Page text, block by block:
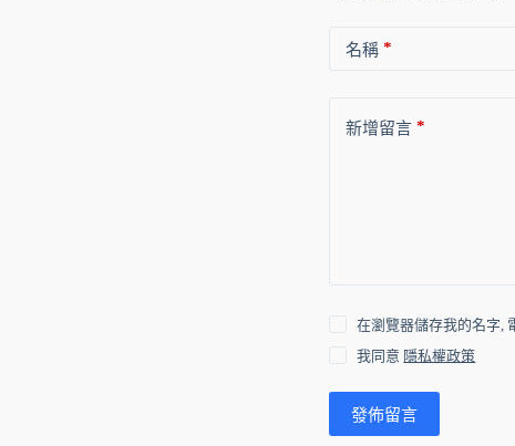
名稱 *
新增留言 *
在瀏覽器儲存我的名字,
我同意 隱私權政策
發佈留言